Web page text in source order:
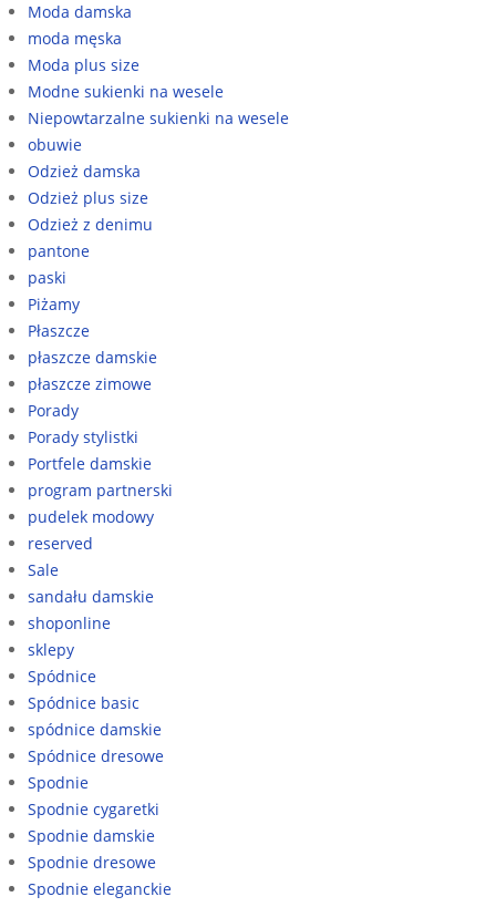
Moda damska
moda męska
Moda plus size
Modne sukienki na wesele
Niepowtarzalne sukienki na wesele
obuwie
Odzież damska
Odzież plus size
Odzież z denimu
pantone
paski
Piżamy
Płaszcze
płaszcze damskie
płaszcze zimowe
Porady
Porady stylistki
Portfele damskie
program partnerski
pudelek modowy
reserved
Sale
sandału damskie
shoponline
sklepy
Spódnice
Spódnice basic
spódnice damskie
Spódnice dresowe
Spodnie
Spodnie cygaretki
Spodnie damskie
Spodnie dresowe
Spodnie eleganckie